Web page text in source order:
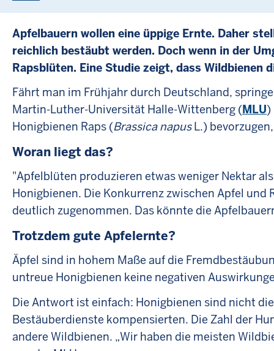
Apfelbauern wollen eine üppige Ernte. Daher
reichlich bestäubt werden. Doch wenn in der
Rapsblüten. Eine Studie zeigt, dass Wildbienen
Fährt man im Frühjahr durch Deutschland,
Martin-Luther-Universität Halle-Wittenberg (MLU)
Honigbienen Raps (Brassica napusL.)
Woran liegt das?
"Apfelblüten produzieren etwas weniger Nektar
Honigbienen. Die Konkurrenz zwischen Apfel und
deutlich zugenommen. Das könnte die
Trotzdem gute Apfelernte?
Äpfel sind in hohem Maße auf die
untreue Honigbienen keine negativen
Die Antwort ist einfach: Honigbienen sind nicht
Bestäuberdienste kompensierten. Die Zahl der
andere Wildbienen. „Wir haben die meisten